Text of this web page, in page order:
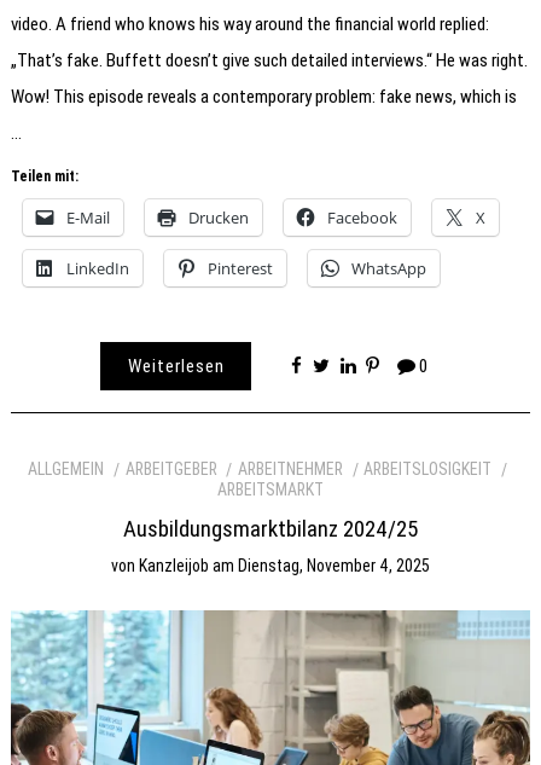
video. A friend who knows his way around the financial world replied:
„That’s fake. Buffett doesn’t give such detailed interviews.“ He was right.
Wow! This episode reveals a contemporary problem: fake news, which is
…
Teilen mit:
E-Mail Drucken Facebook X
LinkedIn Pinterest WhatsApp
Weiterlesen 0
ALLGEMEIN ARBEITGEBER ARBEITNEHMER
ARBEITSLOSIGKEIT
ARBEITSMARKT
Ausbildungsmarktbilanz 2024/25
von Kanzleijob am Dienstag, November 4, 2025